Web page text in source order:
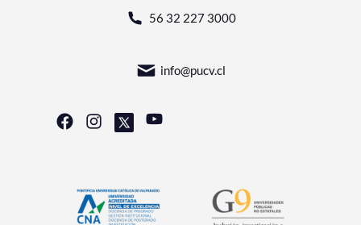
56 32 227 3000
info@pucv.cl